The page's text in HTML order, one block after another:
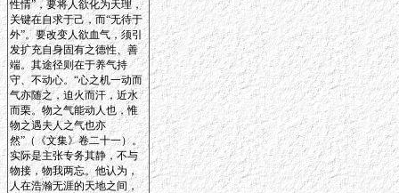
性情”，要将人欲化为天理，
关键在自求于己，而“无待于
外”。要改变人欲血气，须引
发扩充自身固有之德性、善
端。其途径则在于养气持
守、不动心。“心之机一动而
气亦随之，迫火而汗，近水
而栗。物之气能动人也，惟
物之遇夫人之气也亦
然”（《文集》卷二十一）。
实际是主张专务其静，不与
物接，物我两忘。他认为，
人在浩瀚无涯的天地之间，